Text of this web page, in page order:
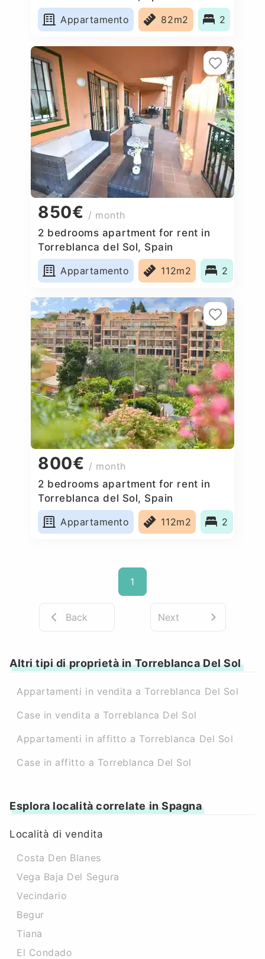
Appartamento
82m2 2
850€ / month
2 bedrooms apartment for rent in
Torreblanca del Sol, Spain
Appartamento
112m2 2
800€ / month
2 bedrooms apartment for rent in
Torreblanca del Sol, Spain
Appartamento
112m2 2
1
Back Next
Altri tipi di proprietà in Torreblanca Del Sol
Appartamenti in vendita a Torreblanca Del Sol
Case in vendita a Torreblanca Del Sol
Appartamenti in affitto a Torreblanca Del Sol
Case in affitto a Torreblanca Del Sol
Esplora località correlate in Spagna
Località di vendita
Costa Den Blanes
Vega Baja Del Segura
Vecindario
Begur
Tiana
El Condado